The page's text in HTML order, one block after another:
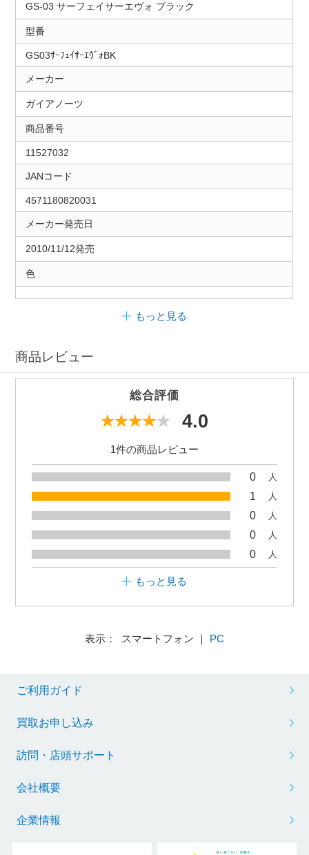
GS-03 サーフェイサーエヴォ ブラック
型番
GS03ｻｰﾌｪｲｻｰｴｳﾞｫBK
メーカー
ガイアノーツ
商品番号
11527032
JANコード
4571180820031
メーカー発売日
2010/11/12発売
色
もっと見る
商品レビュー
総合評価
4.0
1件の商品レビュー
0 人
1 人
0 人
0 人
0 人
もっと見る
表示： スマートフォン ｜ PC
ご利用ガイド
買取お申し込み
訪問・店頭サポート
会社概要
企業情報